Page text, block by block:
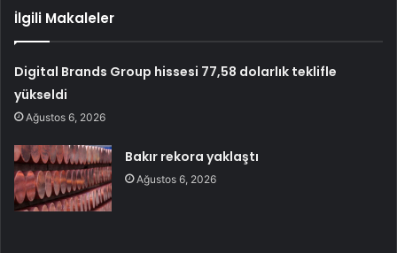
İlgili Makaleler
Digital Brands Group hissesi 77,58 dolarlık teklifle
yükseldi
Ağustos 6, 2026
Bakır rekora yaklaştı
Ağustos 6, 2026